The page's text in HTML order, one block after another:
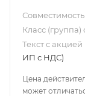
Совместимость
Класс
Текст с акцией
ИП с НДС)
Цена
может